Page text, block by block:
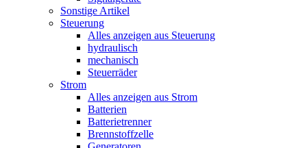
Sonstige Artikel
Steuerung
Alles anzeigen aus Steuerung
hydraulisch
mechanisch
Steuerräder
Strom
Alles anzeigen aus Strom
Batterien
Batterietrenner
Brennstoffzelle